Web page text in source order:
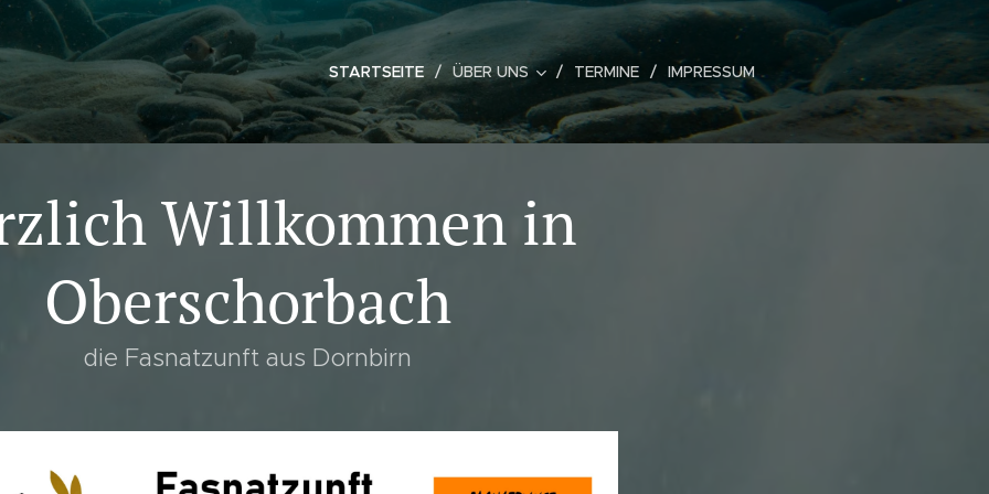
STARTSEITE ÜBER UNS TERMINE IMPRESSUM
Willkommen in
Oberschorbach
die Fasnatzunft aus Dornbirn